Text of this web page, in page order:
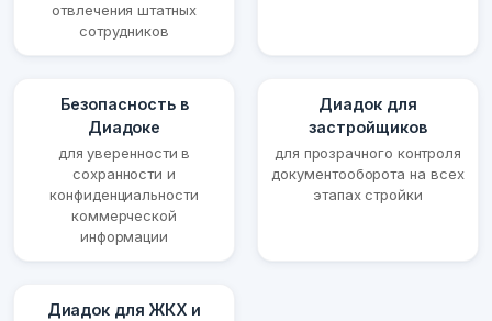
отвлечения штатных
сотрудников
Безопасность в
Диадоке
для уверенности в
сохранности и
конфиденциальности
коммерческой
информации
Диадок для
застройщиков
для прозрачного контроля
документооборота на всех
этапах стройки
Диадок для ЖКХ и